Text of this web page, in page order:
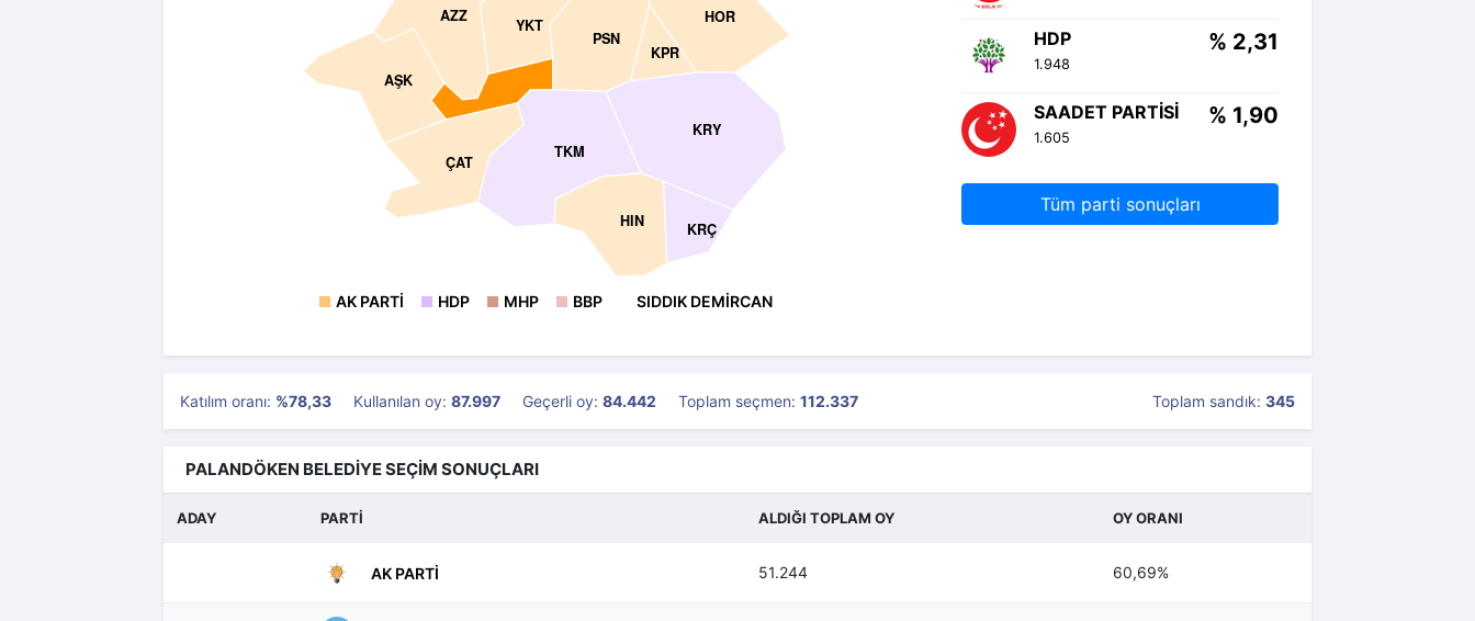
AŞK
ÇAT
HIN
HOR
KRY
PSN
TKM
KRÇ
AZZ
KPR
YKT
AK PARTI HDP MHP BBP SIDDIK DEMİRCAN
HDP % 2,31
1.948
SAADET PARTISI % 1,90
1.605
Tüm parti sonuçları
Katılım oranı: %78,33 Kullanılan oy: 87.997 Geçerli oy: 84.442 Toplam seçmen: 112.337 Toplam sandık: 345
PALANDÖKEN BELEDİYE SEÇİM SONUÇLARI
ADAY PARTİ ALDIĞI TOPLAM OY OY ORANI
AK PARTI 51.244 60,69%